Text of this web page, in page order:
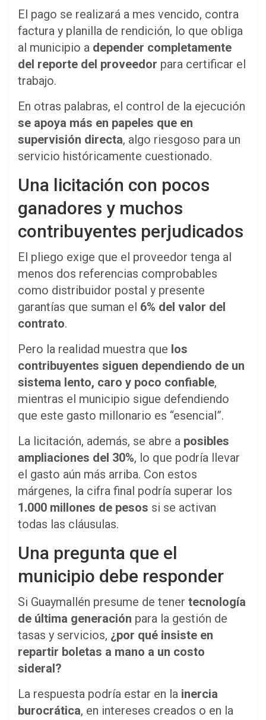
El pago se realizará a mes vencido, contra
factura y planilla de rendición, lo que obliga
al municipio a depender completamente
del reporte del proveedor para certificar el
trabajo.
En otras palabras, el control de la ejecución
se apoya más en papeles que en
supervisión directa, algo riesgoso para un
servicio históricamente cuestionado.
Una licitación con pocos
ganadores y muchos
contribuyentes perjudicados
El pliego exige que el proveedor tenga al
menos dos referencias comprobables
como distribuidor postal y presente
garantías que suman el 6% del valor del
contrato.
Pero la realidad muestra que los
contribuyentes siguen dependiendo de un
sistema lento, caro y poco confiable,
mientras el municipio sigue defendiendo
que este gasto millonario es “esencial”.
La licitación, además, se abre a posibles
ampliaciones del 30%, lo que podría llevar
el gasto aún más arriba. Con estos
márgenes, la cifra final podría superar los
1.000 millones de pesos si se activan
todas las cláusulas.
Una pregunta que el
municipio debe responder
Si Guaymallén presume de tener tecnología
de última generación para la gestión de
tasas y servicios, ¿por qué insiste en
repartir boletas a mano a un costo
sideral?
La respuesta podría estar en la inercia
burocrática, en intereses creados o en la